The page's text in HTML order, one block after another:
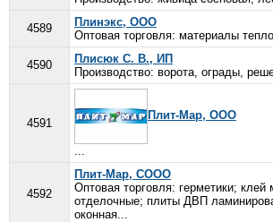
4589
Плинэкс, ООО
Оптовая торговля: материалы
4590
Плисюк С. В., ИП
Производство: ворота, ограды,
4591
Плит-Мар, ООО
...
4592
Плит-Мар, СООО
Оптовая торговля: герметики;
отделочные; плиты ДВП
оконная...